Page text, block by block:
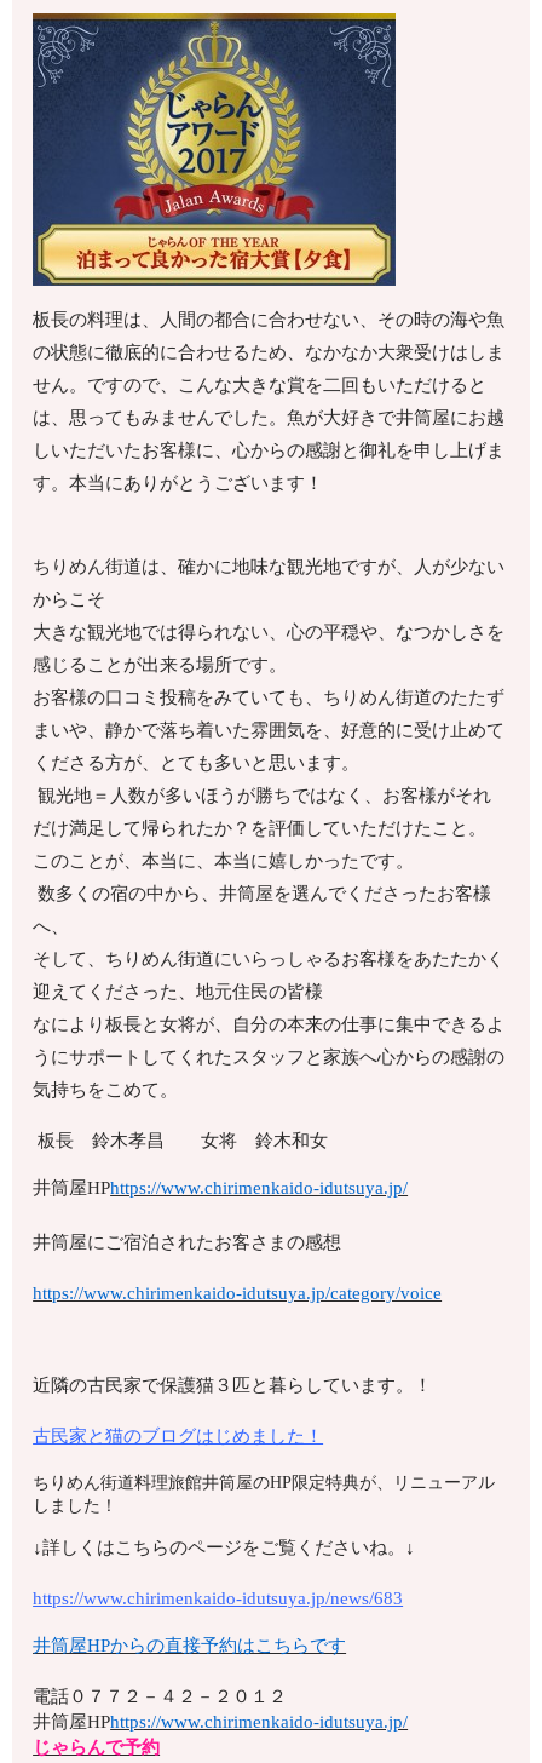
板長の料理は、人間の都合に合わせない、その時の海や魚
の状態に徹底的に合わせるため、なかなか大衆受けはしま
せん。ですので、こんな大きな賞を二回もいただけると
は、思ってもみませんでした。魚が大好きで井筒屋にお越
しいただいたお客様に、心からの感謝と御礼を申し上げま
す。本当にありがとうございます！
ちりめん街道は、確かに地味な観光地ですが、人が少ない
からこそ
大きな観光地では得られない、心の平穏や、なつかしさを
感じることが出来る場所です。
お客様の口コミ投稿をみていても、ちりめん街道のたたず
まいや、静かで落ち着いた雰囲気を、好意的に受け止めて
くださる方が、とても多いと思います。
観光地＝人数が多いほうが勝ちではなく、お客様がそれ
だけ満足して帰られたか？を評価していただけたこと。
このことが、本当に、本当に嬉しかったです。
数多くの宿の中から、井筒屋を選んでくださったお客様
へ、
そして、ちりめん街道にいらっしゃるお客様をあたたかく
迎えてくださった、地元住民の皆様
なにより板長と女将が、自分の本来の仕事に集中できるよ
うにサポートしてくれたスタッフと家族へ心からの感謝の
気持ちをこめて。
板長 鈴木孝昌 女将 鈴木和女
井筒屋HPhttps://www.chirimenkaido-idutsuya.jp/
井筒屋にご宿泊されたお客さまの感想
https://www.chirimenkaido-idutsuya.jp/category/voice
近隣の古民家で保護猫３匹と暮らしています。！
古民家と猫のブログはじめました！
ちりめん街道料理旅館井筒屋のHP限定特典が、リニューアル
しました！
↓詳しくはこちらのページをご覧くださいね。↓
https://www.chirimenkaido-idutsuya.jp/news/683
井筒屋HPからの直接予約はこちらです
電話０７７２－４２－２０１２
井筒屋HPhttps://www.chirimenkaido-idutsuya.jp/
じゃらんで予約